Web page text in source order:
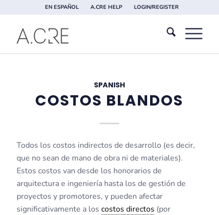
EN ESPAÑOL A.CRE HELP LOGIN/REGISTER
SPANISH
COSTOS BLANDOS
Todos los costos indirectos de desarrollo (es decir,
que no sean de mano de obra ni de materiales).
Estos costos van desde los honorarios de
arquitectura e ingeniería hasta los de gestión de
proyectos y promotores, y pueden afectar
significativamente a los costos directos (por